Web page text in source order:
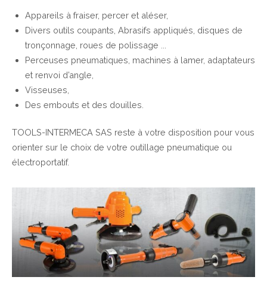
Appareils à fraiser, percer et aléser,
Divers outils coupants, Abrasifs appliqués, disques de
tronçonnage, roues de polissage ...
Perceuses pneumatiques, machines à lamer, adaptateurs
et renvoi d’angle,
Visseuses,
Des embouts et des douilles.
TOOLS-INTERMECA SAS reste à votre disposition pour vous
orienter sur le choix de votre outillage pneumatique ou
électroportatif.